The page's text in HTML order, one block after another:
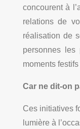
concourent à
relations de
réalisation de
personnes les
moments
Car ne dit-on
Ces initiatives
lumière à